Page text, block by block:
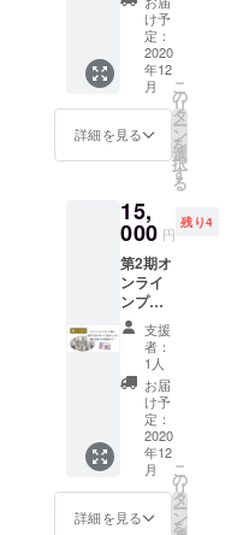
が個人
的に楽
しむ範
囲に留
めた利
用をお
願い致
しま
す。 ※
ナルソ
ングを
個人の
範囲を
超えて
利用を
したい
場合の
申請に
ついて
は、一
次請け
をイン
プロア
カデ
ミーと
し、そ
の後権
画でぜ
ひお楽
しみく
ださ
い！！
こまで
深く繋
がれ
た。そ
んな僕
業アル
バムは
んな卒
業アル
バムに
も負け
ない素
敵なも
のにな
るで
しょ
う。 そ
んな素
敵な卒
業アル
バム、
一緒に
みませ
の中で
も最も
特別
な、ま
さに"神
回"と呼
べるよ
お届け
しま
す。 最
高の時
間をメ
ンバー
の心の
中だけ
に留め
ておく
のでは
なく、
皆さん
も一緒
に共有
ません
勢揃
い！ 脚
本家
だった
り、モ
ノロー
グ指導
堪能
だった
り・・
・ そん
なアカ
デミー
のメン
バー
に、自
分が必
要とす
る個人
レッス
ンや相
談を依
頼する
ことが
いただ
けます
ショー
の後の
打ち上
げとい
うのは
とても
特別な
す。
ショー
の中で
成長を
遂げ、
プレッ
シャー
から解
放さ
れ、安
心感や
時には
少しの
後悔が
残りな
がら
も、
け予
定：
2020
年12
月
詳細を見る
こ
の
リ
タ
ー
ン
を
選
択
す
る
15,
000 円
残り4
第2期オ
ンライ
ンプロ
部の稽
古の中
で"沼
回"と呼
べるよ
うな回
の動画
を"忍翔
の反省
動画付
きで"お
支援
者：
1人
お届
け予
定：
2020
年12
月
詳細を見る
こ
の
リ
タ
ー
ン
を